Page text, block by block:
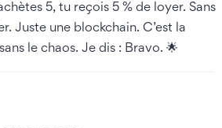
5, tu reçois 5 % de loyer. Sans
Juste une blockchain. C’est la
le chaos. Je dis : Bravo. 🌟